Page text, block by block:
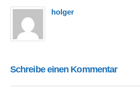
holger
Schreibe einen Kommentar